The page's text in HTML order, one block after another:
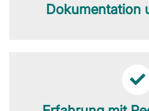
Dokumentation